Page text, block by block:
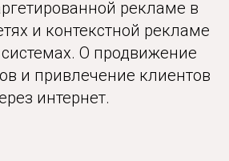
рекламе в
и контекстной рекламе
О продвижение
и привлечение клиентов
интернет.